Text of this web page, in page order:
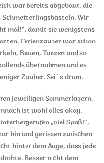
war bereits abgebaut, die
Schmetterlingsbasteln. Wir
mal!“, damit sie wenigstens
Ferienzauber war schon
Bauen, Tanzen und so
übernahmen und es
Zauber. Sei´s drum.
jeweiligen Sommerlagern.
ist wohl alles okay.
„viel Spaß!“,
hin und gerissen zwischen
hinter dem Auge, dass jede
Besser nicht dem